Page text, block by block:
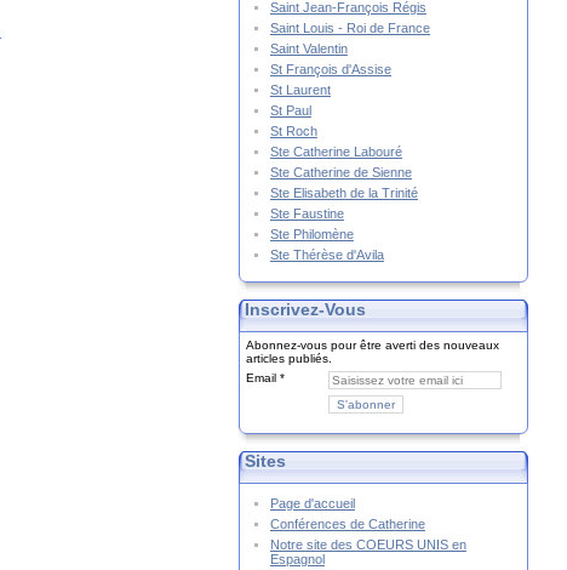
Saint Jean-François Régis
Saint Louis - Roi de France
Saint Valentin
St François d'Assise
St Laurent
St Paul
St Roch
Ste Catherine Labouré
Ste Catherine de Sienne
Ste Elisabeth de la Trinité
Ste Faustine
Ste Philomène
Ste Thérèse d'Avila
Inscrivez-Vous
Abonnez-vous pour être averti des nouveaux
articles publiés.
Email
Sites
Page d'accueil
Conférences de Catherine
Notre site des COEURS UNIS en
Espagnol